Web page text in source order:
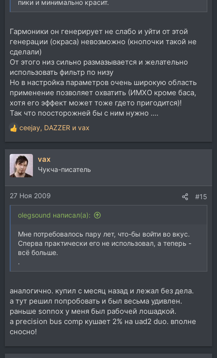
пики и минимально красит.
Гармоники он генерирует не слабо и уйти от этой
генерации (окраса) невозможно (кнопочки такой не
сделали)
От этого низ сильно размазывается и желательно
использовать фильтр по низу
Но в настройка параметров очень широкую область
применение позволяет охватить (ИМХО кроме баса,
хотя его эффект может тоже гдето пригодится)!
Так что поосторожней бы с ним нужно ....
Р
е
а
и
и
:
ceejay, DAZZER и vax
vax
Чукча-писатель
27 Ноя 2009 #15
olegsound написал(а):
Мне потребовалось пару лет, что-бы войти во вкус.
Сперва практически его не использовал, а теперь -
всё больше.
.
аналогично. купил с месяц назад и лежал без дела.
а тут решил попробовать и был весьма удивлен.
раньше sonnox у меня был рабочей лошадкой.
а precision bus comp кушает 2% на uad2 duo. вполне
сносно!